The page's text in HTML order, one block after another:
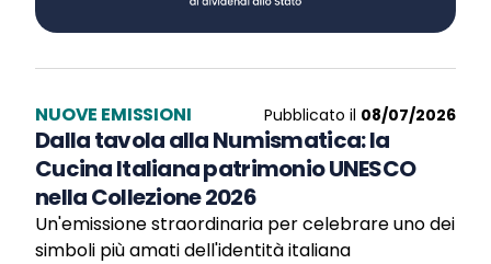
NUOVE EMISSIONI Pubblicato il 08/07/2026
Dalla tavola alla Numismatica: la
Cucina Italiana patrimonio UNESCO
nella Collezione 2026
Un'emissione straordinaria per celebrare uno dei
simboli più amati dell'identità italiana